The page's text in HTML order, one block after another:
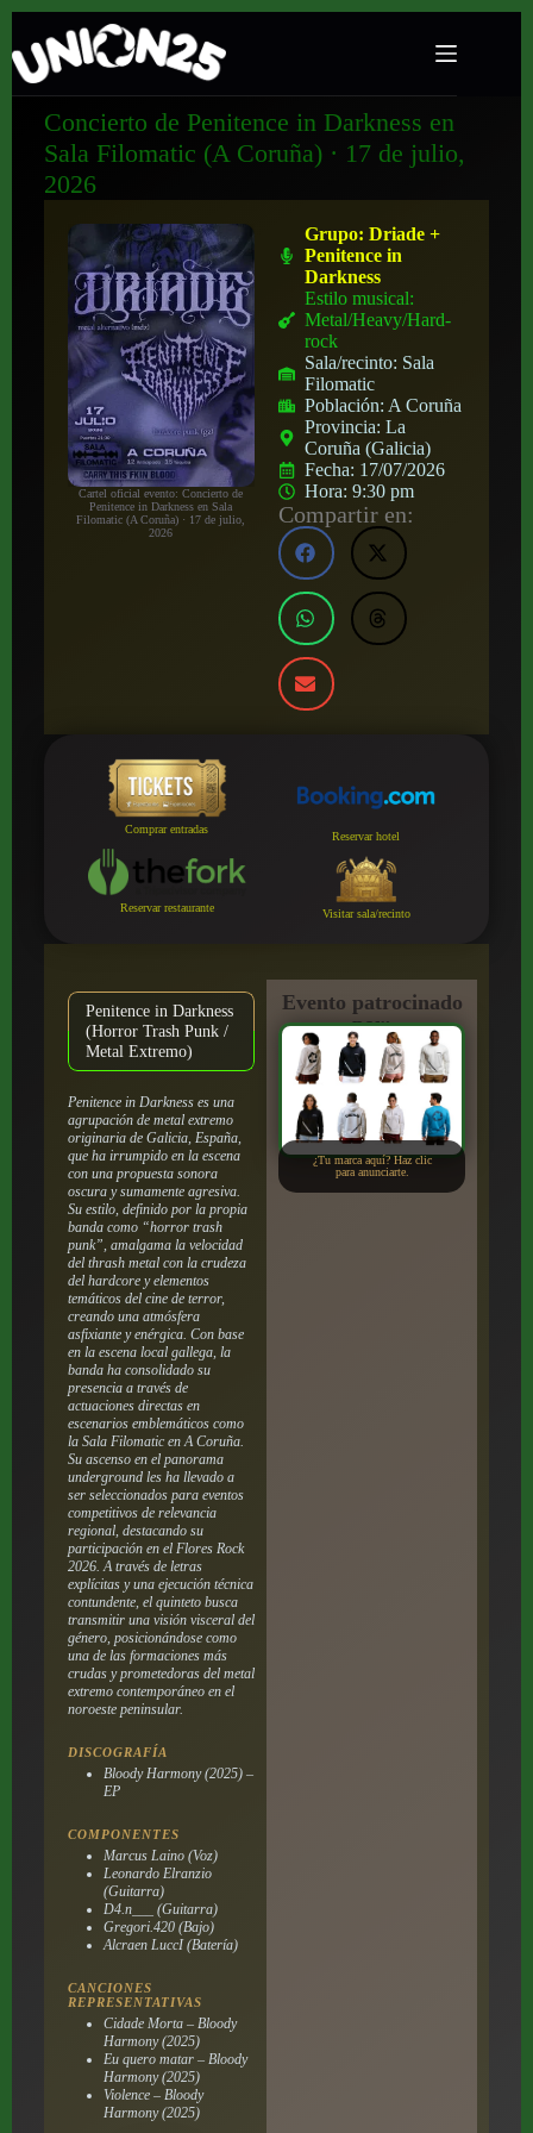
Concierto de Penitence in Darkness en
Sala Filomatic (A Coruña) · 17 de julio,
2026
Cartel oficial evento: Concierto de
Penitence in Darkness en Sala
Filomatic (A Coruña) · 17 de julio,
2026
Grupo:Driade +
Penitence in
Darkness
Estilo musical:
Metal/Heavy/Hard-
rock
Sala/recinto: Sala
Filomatic
Población: A Coruña
Provincia:La
Coruña (Galicia)
Fecha: 17/07/2026
Hora:9:30 pm
Compartir en:
Comprar entradas
Reservar hotel
Reservar restaurante Visitar sala/recinto
Penitence in Darkness
(Horror Trash Punk /
Metal Extremo)
Penitence in Darkness es una
agrupación de metal extremo
originaria de Galicia, España,
que ha irrumpido en la escena
con una propuesta sonora
oscura y sumamente agresiva.
Su estilo, definido por la propia
banda como “horror trash
punk”, amalgama la velocidad
del thrash metal con la crudeza
del hardcore y elementos
temáticos del cine de terror,
creando una atmósfera
asfixiante y enérgica. Con base
en la escena local gallega, la
banda ha consolidado su
presencia a través de
actuaciones directas en
escenarios emblemáticos como
la Sala Filomatic en A Coruña.
Su ascenso en el panorama
underground les ha llevado a
ser seleccionados para eventos
competitivos de relevancia
regional, destacando su
participación en el Flores Rock
2026. A través de letras
explícitas y una ejecución técnica
contundente, el quinteto busca
transmitir una visión visceral del
género, posicionándose como
una de las formaciones más
crudas y prometedoras del metal
extremo contemporáneo en el
noroeste peninsular.
DISCOGRAFÍA
Bloody Harmony (2025) –
EP
COMPONENTES
Marcus Laino (Voz)
Leonardo Elranzio
(Guitarra)
D4.n___ (Guitarra)
Gregori.420 (Bajo)
Alcraen LuccI (Batería)
CANCIONES
REPRESENTATIVAS
Cidade Morta – Bloody
Harmony (2025)
Eu quero matar – Bloody
Harmony (2025)
Violence – Bloody
Harmony (2025)
Evento patrocinado
por:
¿Tu marca aquí? Haz clic
para anunciarte.